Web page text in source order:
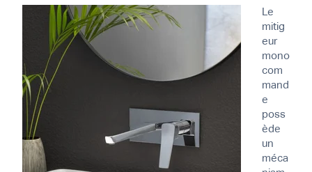
Le
mitig
eur
mono
com
mand
e
poss
ède
un
méca